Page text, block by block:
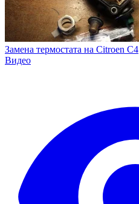
Замена термостата на Citroen C4
Видео